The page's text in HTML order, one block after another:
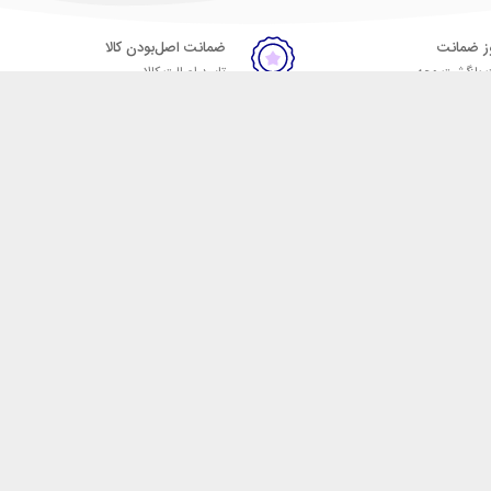
بازگشت وجه
ضمانت اصل‌بودن کالا
تایید اصالت کالا